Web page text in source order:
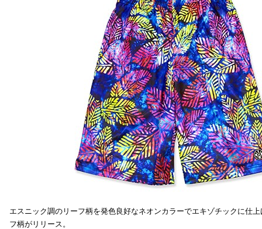
エスニック調のリーフ柄を発色良好なネオンカラーでエキゾチックに仕
フ柄がリリース。